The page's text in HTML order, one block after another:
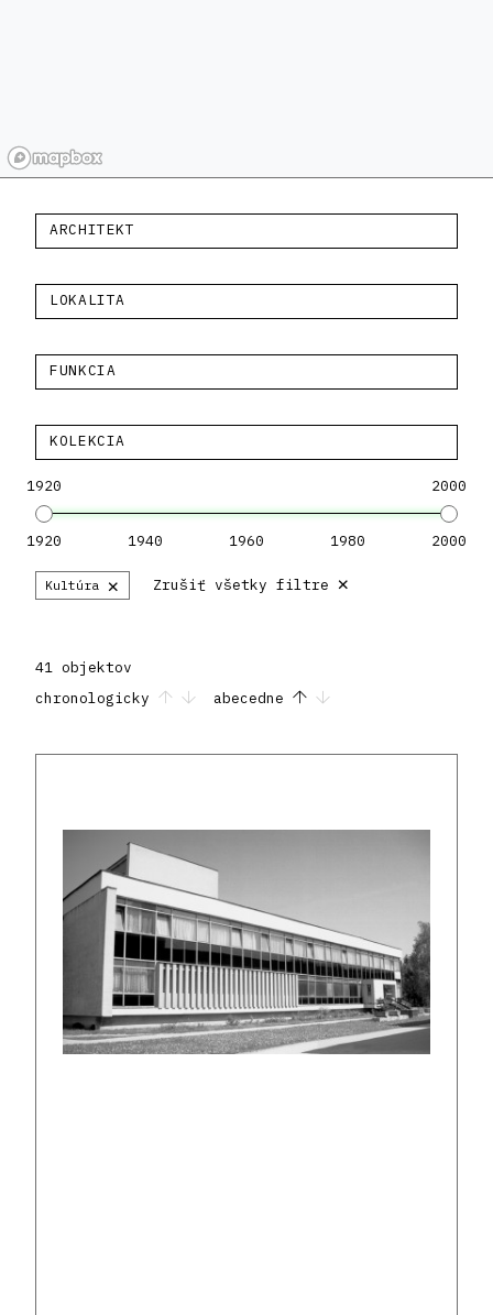
ARCHITEKT
LOKALITA
FUNKCIA
KOLEKCIA
1920 2000
1920 1940 1960 1980 2000
Kultúra × Zrušiť všetky filtre ×
41 objektov
chronologicky
abecedne